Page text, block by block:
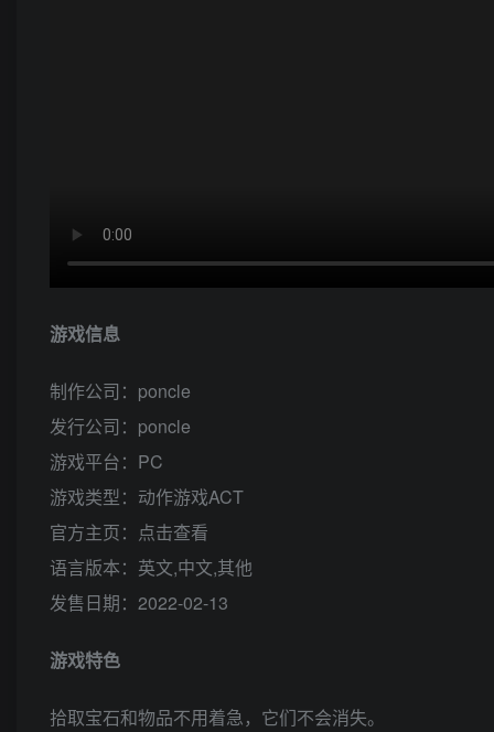
游戏信息
制作公司：poncle
发行公司：poncle
游戏平台：PC
游戏类型：动作游戏ACT
官方主页：点击查看
语言版本：英文,中文,其他
发售日期：2022-02-13
游戏特色
拾取宝石和物品不用着急，它们不会消失。